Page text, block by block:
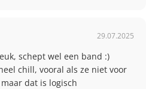
29.07.2025
schept wel een band :)
chill, vooral als ze niet voor
dat is logisch